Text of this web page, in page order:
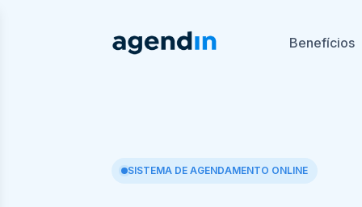
Benefícios
SISTEMA DE AGENDAMENTO ONLINE